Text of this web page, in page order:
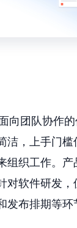
向团队协作
洁，上手门槛
组织工作。产
对软件研发
发布排期等环